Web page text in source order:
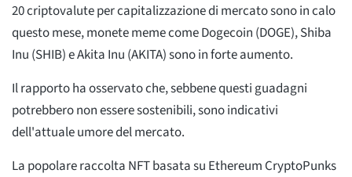
20 criptovalute per capitalizzazione di mercato sono in calo
questo mese, monete meme come Dogecoin (DOGE), Shiba
Inu (SHIB) e Akita Inu (AKITA) sono in forte aumento.
Il rapporto ha osservato che, sebbene questi guadagni
potrebbero non essere sostenibili, sono indicativi
dell'attuale umore del mercato.
La popolare raccolta NFT basata su Ethereum CryptoPunks